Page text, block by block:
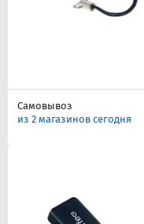
Самовывоз
из 2 магазинов сегодня